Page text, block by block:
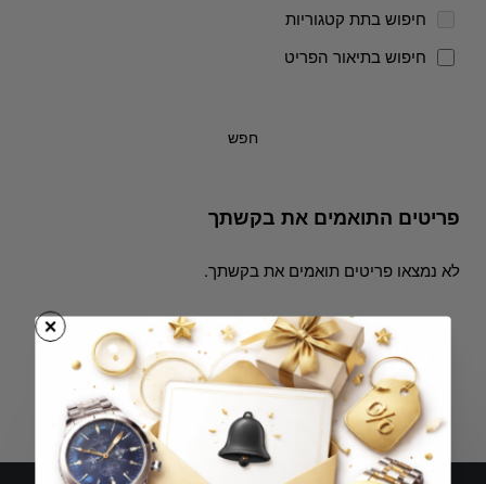
חיפוש בתת קטגוריות
חיפוש בתיאור הפריט
חפש
פריטים התואמים את בקשתך
לא נמצאו פריטים תואמים את בקשתך.
המשך